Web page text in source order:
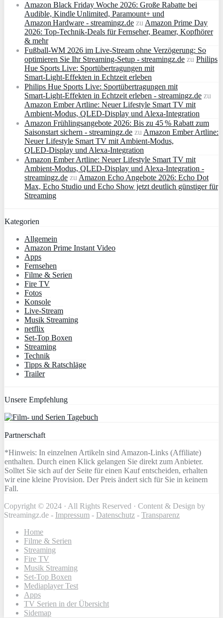
Amazon Black Friday Woche 2026: Große Rabatte bei
Audible, Kindle Unlimited, Paramount+ und
Amazon Hardware - streamingz.de zuAmazon Prime Day
2026: Top-Technik-Deals für Fernseher, Beamer, Kopfhörer
& mehr
Fußball-WM 2026 im Live-Stream ohne Verzögerung: So
optimieren Sie Ihr Streaming-Setup - streamingz.de zu Philips
Hue Sports Live: Sportübertragungen mit
Smart‑Light‑Effekten in Echtzeit erleben
Philips Hue Sports Live: Sportübertragungen mit
Smart‑Light‑Effekten in Echtzeit erleben - streamingz.de zu
Amazon Ember Artline: Neuer Lifestyle Smart TV mit
Ambient‑Modus, QLED‑Display und Alexa‑Integration
Amazon Frühlingsangebote 2026: Bis zu 45 % Rabatt zum
Saisonstart sichern - streamingz.de zuAmazon Ember Artline:
Neuer Lifestyle Smart TV mit Ambient‑Modus,
QLED‑Display und Alexa‑Integration
Amazon Ember Artline: Neuer Lifestyle Smart TV mit
Ambient‑Modus, QLED‑Display und Alexa‑Integration -
streamingz.de zuAmazon Echo Angebote 2026: Echo Dot
Max, Echo Studio und Echo Show jetzt deutlich günstiger für
Streaming
Kategorien
Allgemein
Amazon Prime Instant Video
Apps
Fernsehen
Filme & Serien
Fire TV
Fotos
Konsole
Live-Stream
Musik Streaming
netflix
Set-Top Boxen
Streaming
Technik
Tipps & Ratschläge
Trailer
Unsere Empfehlung
Partnerschaft
*Hinweis: In einzelnen Artikeln sind Amazon-Links (Affiliate)
enthalten. Durch einen Klick gelangen Sie direkt zum Anbieter.
Solltet Sie sich auf der Seite für einen Kauf entscheiden, erhalten
wir eine kleine Provision. Der Preis ändert sich für Sie in keinem
Fall.
Copyright © 2024 · All Rights Reserved · Content & Design by
Streamingz.de - Impressum - Datenschutz - Transparenz
Home
Filme & Serien
Streaming
Fire TV
Musik Streaming
Set-Top Boxen
Mediaplayer Test
Apps
TV Serien in der Übersicht
Sidemap